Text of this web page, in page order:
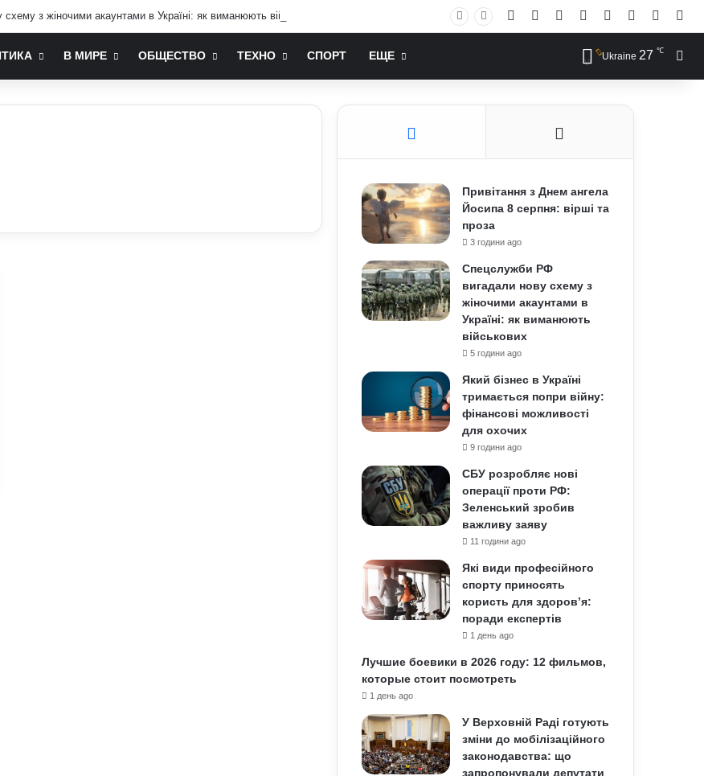
з жіночими акаунтами в Україні: як виманюють військових Facebook YouTubeInstagram
RSS Log In
В МИРЕ ОБЩЕСТВО ТЕХНО СПОРТ ЕЩЕ Ukraine 27 ℃
Привітання з Днем ангела
Йосипа 8 серпня: вірші та
проза
3 години ago
Спецслужби РФ
вигадали нову схему з
жіночими акаунтами в
Україні: як виманюють
військових
5 години ago
Який бізнес в Україні
тримається попри війну:
фінансові можливості
для охочих
9 години ago
СБУ розробляє нові
операції проти РФ:
Зеленський зробив
важливу заяву
11 години ago
Які види професійного
спорту приносять
користь для здоров’я:
поради експертів
1 день ago
Лучшие боевики в 2026 году: 12 фильмов,
которые стоит посмотреть
1 день ago
У Верховній Раді готують
зміни до мобілізаційного
законодавства: що
запропонували депутати